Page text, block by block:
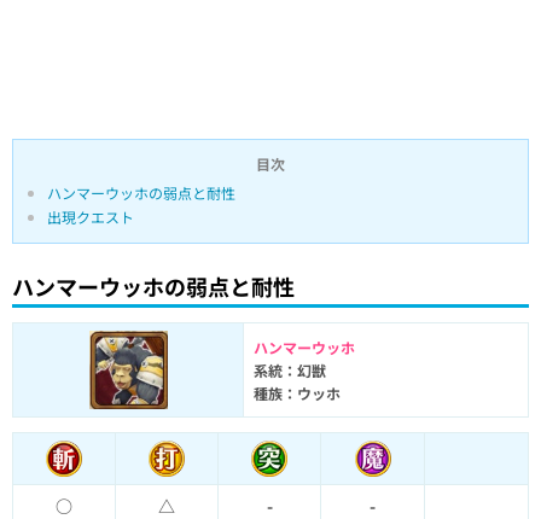
目次
ハンマーウッホの弱点と耐性
出現クエスト
ハンマーウッホの弱点と耐性
ハンマーウッホ
系統：幻獣
種族：ウッホ
○ △ - -